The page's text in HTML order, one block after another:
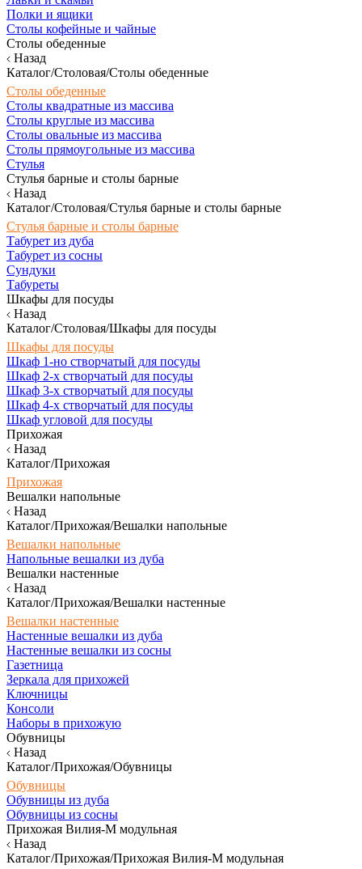
Полки и ящики
Столы кофейные и чайные
Столы обеденные
Назад
Каталог/Столовая/Столы обеденные
Столы обеденные
Столы квадратные из массива
Столы круглые из массива
Столы овальные из массива
Столы прямоугольные из массива
Стулья
Стулья барные и столы барные
Назад
Каталог/Столовая/Стулья барные и столы барные
Стулья барные и столы барные
Табурет из дуба
Табурет из сосны
Сундуки
Табуреты
Шкафы для посуды
Назад
Каталог/Столовая/Шкафы для посуды
Шкафы для посуды
Шкаф 1-но створчатый для посуды
Шкаф 2-х створчатый для посуды
Шкаф 3-х створчатый для посуды
Шкаф 4-х створчатый для посуды
Шкаф угловой для посуды
Прихожая
Назад
Каталог/Прихожая
Прихожая
Вешалки напольные
Назад
Каталог/Прихожая/Вешалки напольные
Вешалки напольные
Напольные вешалки из дуба
Вешалки настенные
Назад
Каталог/Прихожая/Вешалки настенные
Вешалки настенные
Настенные вешалки из дуба
Настенные вешалки из сосны
Газетница
Зеркала для прихожей
Ключницы
Консоли
Наборы в прихожую
Обувницы
Назад
Каталог/Прихожая/Обувницы
Обувницы
Обувницы из дуба
Обувницы из сосны
Прихожая Вилия-М модульная
Назад
Каталог/Прихожая/Прихожая Вилия-М модульная